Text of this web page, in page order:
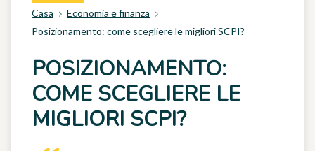
Casa
Economia e finanza
Posizionamento: come scegliere le migliori SCPI?
POSIZIONAMENTO:
COME SCEGLIERE LE
MIGLIORI SCPI?